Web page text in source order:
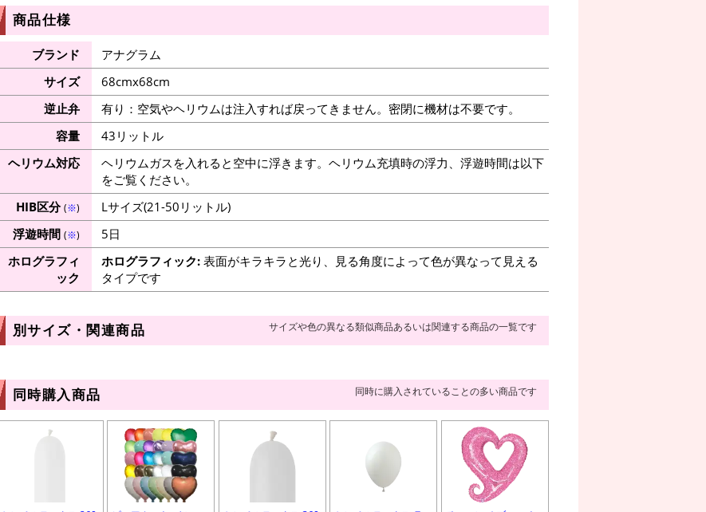
商品仕様
ブランド
アナグラム
サイズ
68cmx68cm
逆止弁
有り：空気やヘリウムは注入すれば戻ってきません。密閉に機材は不要です。
容量
43リットル
ヘリウム対応
ヘリウムガスを入れると空中に浮きます。ヘリウム充填時の浮力、浮遊時間は以下
をご覧ください。
HIB区分(※)
Lサイズ(21-50リットル)
浮遊時間 (※)
5日
ホログラフィ
ック
ホログラフィック:表面がキラキラと光り、見る角度によって色が異なって見える
タイプです
別サイズ・関連商品 サイズや色の異なる類似商品あるいは関連する商品の一覧です
同時購入商品 同時に購入されていることの多い商品です